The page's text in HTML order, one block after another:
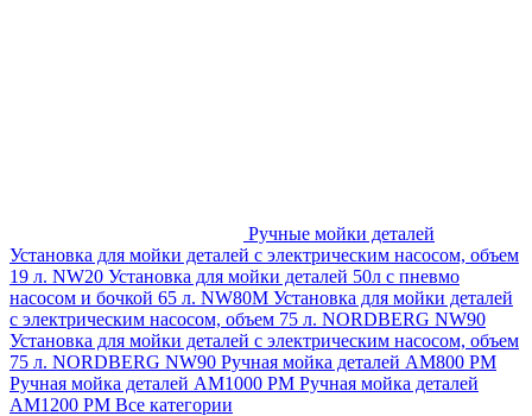
Ручные мойки деталей
Установка для мойки деталей с электрическим насосом, объем
19 л. NW20 Установка для мойки деталей 50л с пневмо
насосом и бочкой 65 л. NW80M Установка для мойки деталей
с электрическим насосом, объем 75 л. NORDBERG NW90
Установка для мойки деталей с электрическим насосом, объем
75 л. NORDBERG NW90 Ручная мойка деталей АМ800 РМ
Ручная мойка деталей АМ1000 РМ Ручная мойка деталей
АМ1200 РМ Все категории